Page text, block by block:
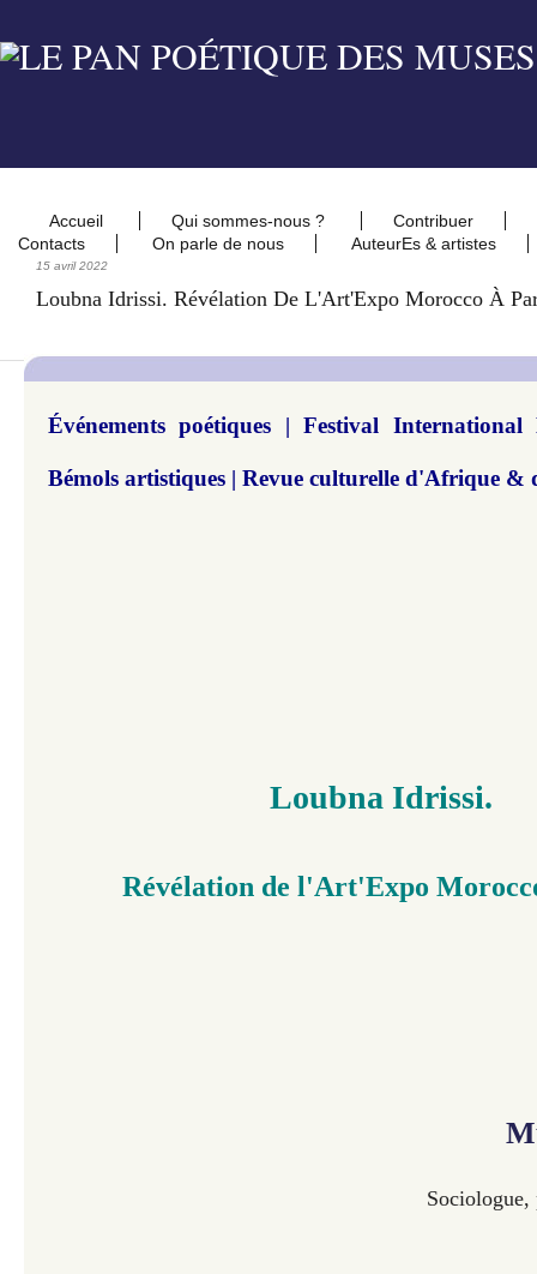
Accueil Qui sommes-nous ?
Contribuer
Contacts
On parle de nous AuteurEs & artistes
15 avril 2022
Loubna Idrissi. Révélation De L'Art'Expo Morocco À
Événements poétiques | Festival International
Bémols artistiques | Revue culturelle d'Afrique &
Loubna Idrissi.
Révélation de l'Art'Expo
Sociologue,